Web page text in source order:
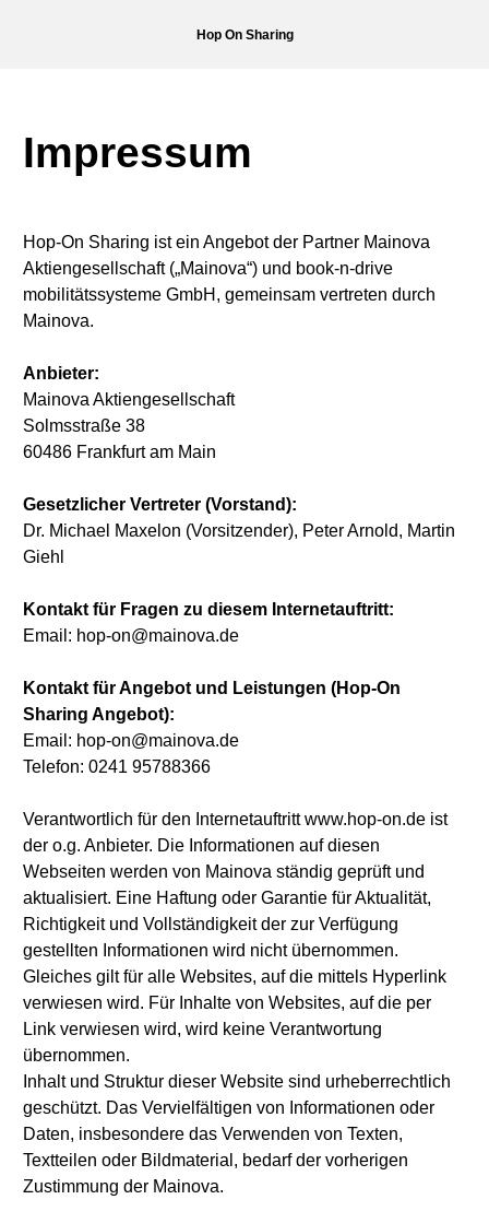
Hop On Sharing
Impressum
Hop-On Sharing ist ein Angebot der Partner Mainova
Aktiengesellschaft („Mainova“) und book-n-drive
mobilitätssysteme GmbH, gemeinsam vertreten durch
Mainova.
Anbieter:
Mainova Aktiengesellschaft
Solmsstraße 38
60486 Frankfurt am Main
Gesetzlicher Vertreter (Vorstand):
Dr. Michael Maxelon (Vorsitzender), Peter Arnold, Martin
Giehl
Kontakt für Fragen zu diesem Internetauftritt:
Email: hop-on@mainova.de
Kontakt für Angebot und Leistungen (Hop-On
Sharing Angebot):
Email: hop-on@mainova.de
Telefon: 0241 95788366
Verantwortlich für den Internetauftritt www.hop-on.de ist
der o.g. Anbieter. Die Informationen auf diesen
Webseiten werden von Mainova ständig geprüft und
aktualisiert. Eine Haftung oder Garantie für Aktualität,
Richtigkeit und Vollständigkeit der zur Verfügung
gestellten Informationen wird nicht übernommen.
Gleiches gilt für alle Websites, auf die mittels Hyperlink
verwiesen wird. Für Inhalte von Websites, auf die per
Link verwiesen wird, wird keine Verantwortung
übernommen.
Inhalt und Struktur dieser Website sind urheberrechtlich
geschützt. Das Vervielfältigen von Informationen oder
Daten, insbesondere das Verwenden von Texten,
Textteilen oder Bildmaterial, bedarf der vorherigen
Zustimmung der Mainova.